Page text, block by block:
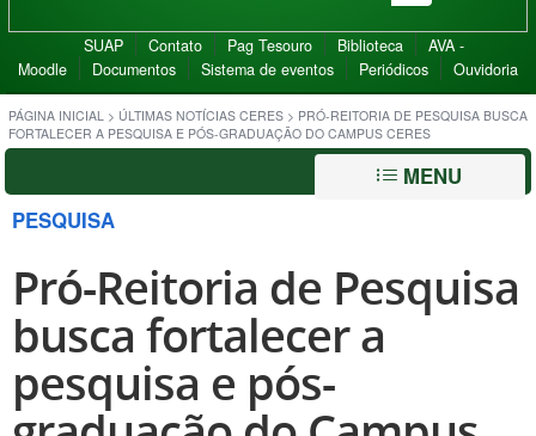
SUAP Contato Pag Tesouro Biblioteca
AVA -
Moodle
Documentos Sistema de eventos Periódicos Ouvidoria
PÁGINA INICIAL > ÚLTIMAS NOTÍCIAS CERES > PRÓ-REITORIA DE PESQUISA BUSCA
FORTALECER A PESQUISA E PÓS-GRADUAÇÃO DO CAMPUS CERES
MENU
PESQUISA
Pró-Reitoria de Pesquisa
busca fortalecer a
pesquisa e pós-